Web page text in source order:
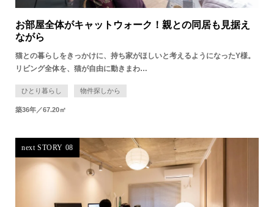
お部屋全体がキャットウォーク！親との同居も見据え
ながら
猫との暮らしをきっかけに、持ち家がほしいと考えるようになったY様。
リビング全体を、猫が自由に動きまわ…
ひとり暮らし 物件探しから
築36年／67.20㎡
next STORY 08